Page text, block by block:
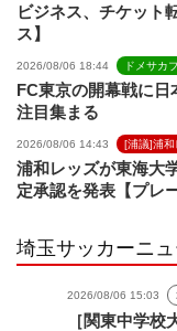
ビジネス、チケット
ス】
2026/08/06 18:44 ドメサカ
FC東京の開幕戦に
注目集まる
2026/08/06 14:43 [浦議]浦和
浦和レッズが東海大
定承認を発表【プレ
埼玉サッカーニュ
2026/08/06 15:03
［関東中学